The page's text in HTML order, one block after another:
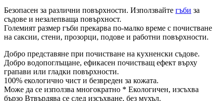
Безопасен за различни повърхности. Използвайте гъби за
съдове и незалепваща повърхност.
Големият размер гъби прекарва по-малко време с почистване
на саксии, стени, прозорци, подове и работни повърхности.
Добро представяне при почистване на кухненски съдове.
Добро водопоглъщане, ефикасен почистващ ефект върху
грапави или гладки повърхности.
100% екологично чист и безвреден за кожата.
Може да се използва многократно * Екологичен, изсъхва
бързо Втвърдява се след изсъхване, без мухъл.